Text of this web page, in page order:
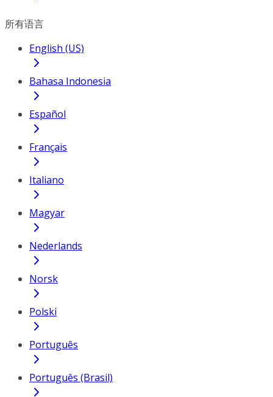
所有语言
English (US)
Bahasa Indonesia
Español
Français
Italiano
Magyar
Nederlands
Norsk
Polski
Português
Português (Brasil)